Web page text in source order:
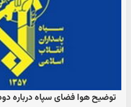
توضیح هوا فضای سپاه درباره